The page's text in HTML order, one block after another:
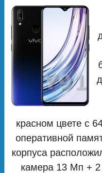
красном цвете с
оперативной
корпуса
камера 13 Мп +